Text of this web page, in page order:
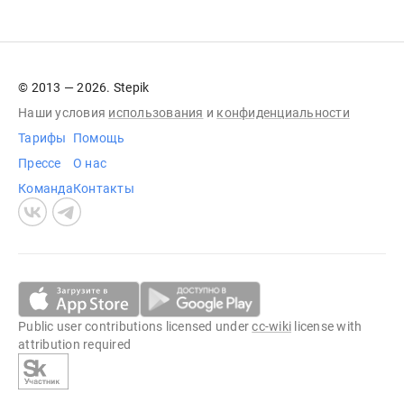
© 2013 — 2026. Stepik
Наши условия использования и конфиденциальности
Тарифы
Прессе
Команда
Помощь
О нас
Контакты
Public user contributions licensed undercc-wiki license with
attribution required